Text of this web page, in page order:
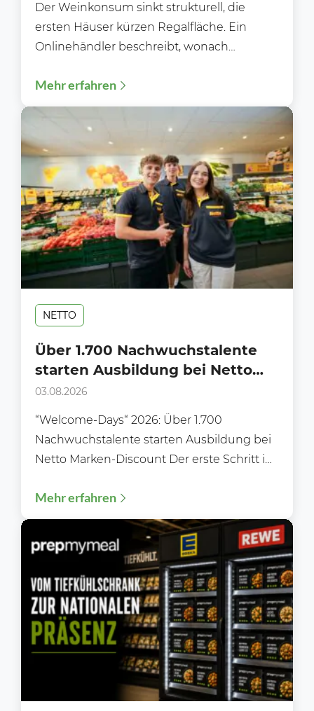
Der Weinkonsum sinkt strukturell, die
ersten Häuser kürzen Regalfläche. Ein
Onlinehändler beschreibt, wonach
suchen und was das...
Mehr erfahren
NETTO
Über 1.700 Nachwuchstalente
starten Ausbildung bei Netto
Marken-Discount
03.08.2026
“Welcome-Days“ 2026: Über 1.700
Nachwuchstalente starten Ausbildung bei
Netto Marken-Discount Der erste Schritt ins
Ausbildungsstart 2026: Über 1.700...
Mehr erfahren